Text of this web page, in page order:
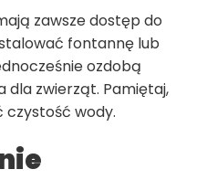
zawsze dostęp do
fontannę lub
ozdobą
dla zwierząt. Pamiętaj,
wody.